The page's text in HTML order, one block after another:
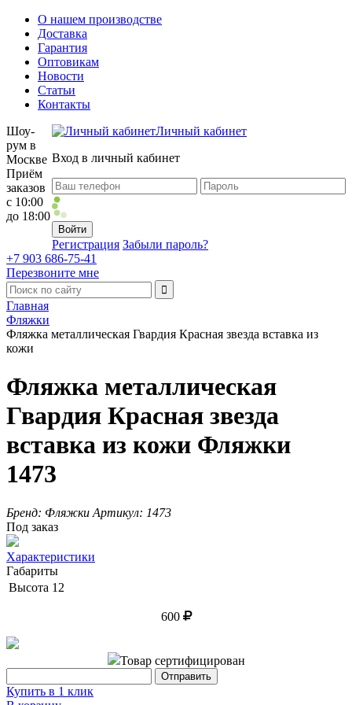
О нашем производстве
Доставка
Гарантия
Оптовикам
Новости
Статьи
Контакты
Личный кабинет
Вход в личный кабинет
Регистрация Забыли пароль?
Шоу-
рум в
Москве
Приём
заказов
с 10:00
до 18:00
+7 903 686-75-41
Перезвоните мне
Главная
Фляжки
Фляжка металлическая Гвардия Красная звезда вставка из
кожи
Фляжка металлическая
Гвардия Красная звезда
вставка из кожи Фляжки
1473
Бренд: Фляжки Артикул: 1473
Под заказ
Характеристики
Габариты
Высота 12
600
Товар сертифицирован
Купить в 1 клик